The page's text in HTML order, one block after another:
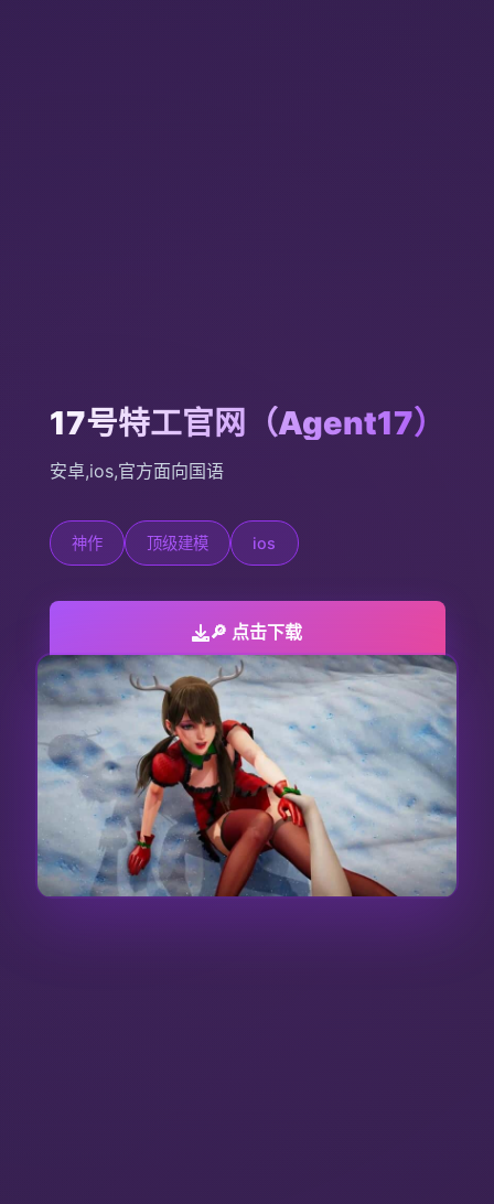
17号特工官网（Agent17）
安卓,ios,官方面向国语
神作 顶级建模 ios
🔎 点击下载